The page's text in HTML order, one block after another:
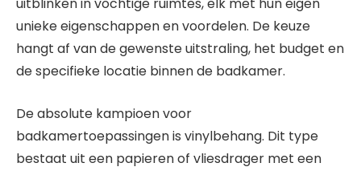
uitblinken in vochtige ruimtes, elk met hun eigen
unieke eigenschappen en voordelen. De keuze
hangt af van de gewenste uitstraling, het budget en
de specifieke locatie binnen de badkamer.
De absolute kampioen voor
badkamertoepassingen is vinylbehang. Dit type
bestaat uit een papieren of vliesdrager met een